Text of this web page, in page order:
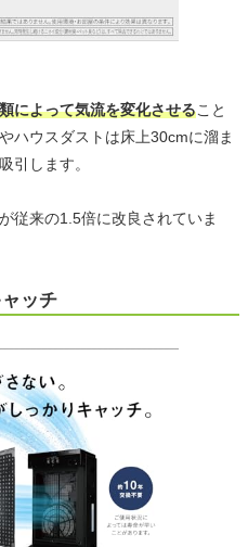
によって気流を変化させること
ハウスダストは床上30cmに溜ま
引します。
従来の1.5倍に改良されていま
ッチ